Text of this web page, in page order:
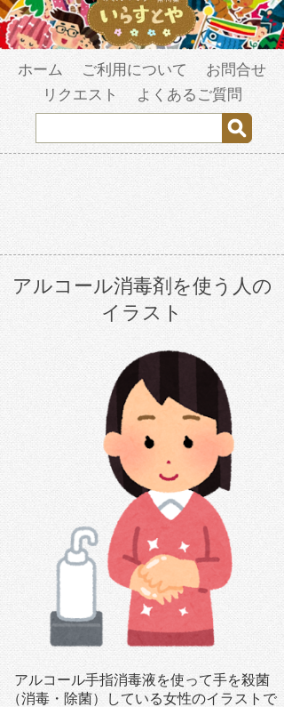
ホーム ご利用について
お問合せ
リクエスト
よくあるご質問
アルコール消毒剤を使う人の
イラスト
アルコール手指消毒液を使って手を殺菌
（消毒・除菌）している女性のイラストで